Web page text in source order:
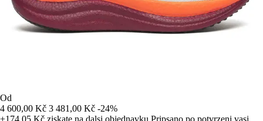
Od
4 600,00 Kč 3 481,00 Kč -24%